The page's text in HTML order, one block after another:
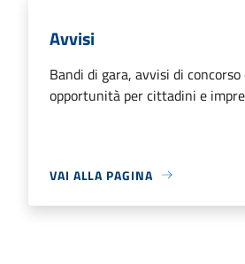
Avvisi
Bandi di gara, avvisi di
opportunità per cittadini e
VAI ALLA PAGINA